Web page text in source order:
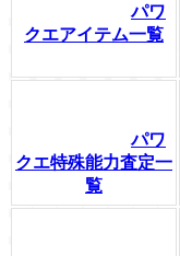
パワ
クエアイテム一覧
パワ
クエ特殊能力査定一
覧